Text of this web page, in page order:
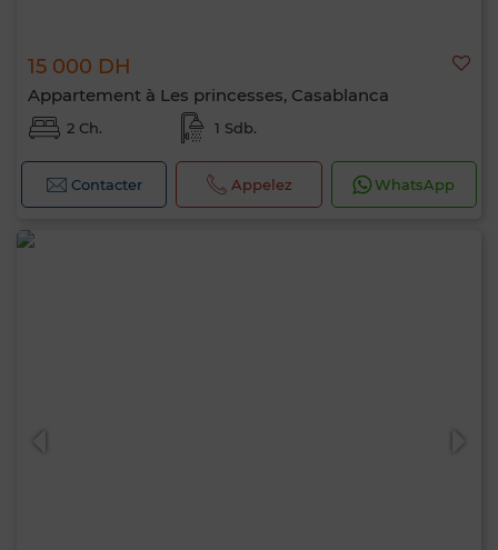
15 000 DH
Appartement à Les princesses, Casablanca
2 Ch. 1 Sdb.
Contacter Appelez WhatsApp